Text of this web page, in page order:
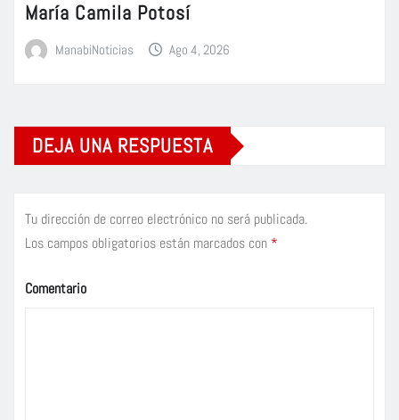
María Camila Potosí
ManabiNoticias Ago 4, 2026
DEJA UNA RESPUESTA
Tu dirección de correo electrónico no será publicada.
Los campos obligatorios están marcados con *
Comentario